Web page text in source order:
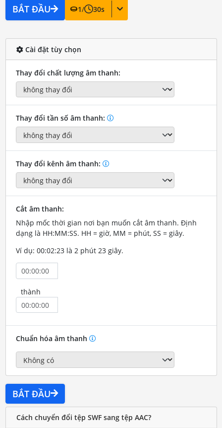
BẮT ĐẦU 1/ 30s
Cài đặt tùy chọn
Thay đổi chất lượng âm thanh:
Thay đổi tần số âm thanh:
Thay đổi kênh âm thanh:
Cắt âm thanh:
Nhập mốc thời gian nơi bạn muốn cắt âm thanh. Định
dạng là HH:MM:SS. HH = giờ, MM = phút, SS = giây.
Ví dụ: 00:02:23 là 2 phút 23 giây.
thành
Chuẩn hóa âm thanh
BẮT ĐẦU
Cách chuyển đổi tệp SWF sang tệp AAC?